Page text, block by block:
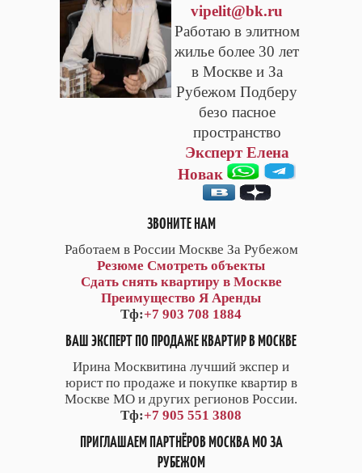
vipelit@bk.ru
Работаю в элитном
жилье более 30 лет
в Москве и За
Рубежом Подберу
безо пасное
пространство
Эксперт Елена
Новак
ЗВОНИТЕ НАМ
Работаем в России Москве За Рубежом
Резюме Смотреть объекты
Сдать снять квартиру в Москве
Преимущество Я Аренды
Тф:+7 903 708 1884
ВАШ ЭКСПЕРТ ПО ПРОДАЖЕ КВАРТИР В МОСКВЕ
Ирина Москвитина лучший экспер и
юрист по продаже и покупке квартир в
Москве МО и других регионов России.
Тф:+7 905 551 3808
ПРИГЛАШАЕМ ПАРТНЁРОВ МОСКВА МО ЗА
РУБЕЖОМ